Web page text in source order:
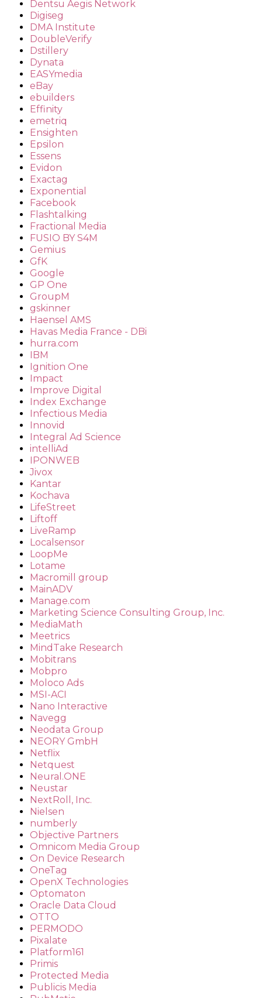
Dentsu Aegis Network
Digiseg
DMA Institute
DoubleVerify
Dstillery
Dynata
EASYmedia
eBay
ebuilders
Effinity
emetriq
Ensighten
Epsilon
Essens
Evidon
Exactag
Exponential
Facebook
Flashtalking
Fractional Media
FUSIO BY S4M
Gemius
GfK
Google
GP One
GroupM
gskinner
Haensel AMS
Havas Media France - DBi
hurra.com
IBM
Ignition One
Impact
Improve Digital
Index Exchange
Infectious Media
Innovid
Integral Ad Science
intelliAd
IPONWEB
Jivox
Kantar
Kochava
LifeStreet
Liftoff
LiveRamp
Localsensor
LoopMe
Lotame
Macromill group
MainADV
Manage.com
Marketing Science Consulting Group, Inc.
MediaMath
Meetrics
MindTake Research
Mobitrans
Mobpro
Moloco Ads
MSI-ACI
Nano Interactive
Navegg
Neodata Group
NEORY GmbH
Netflix
Netquest
Neural.ONE
Neustar
NextRoll, Inc.
Nielsen
numberly
Objective Partners
Omnicom Media Group
On Device Research
OneTag
OpenX Technologies
Optomaton
Oracle Data Cloud
OTTO
PERMODO
Pixalate
Platform161
Primis
Protected Media
Publicis Media